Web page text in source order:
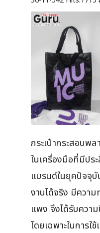
กระเป๋ากระสอบพ
ในเครื่องมือที่มีปร
แบรนด์ในยุคปัจจุ
งานได้จริง มีควา
แพง จึงได้รับควา
โดยเฉพาะในการใ